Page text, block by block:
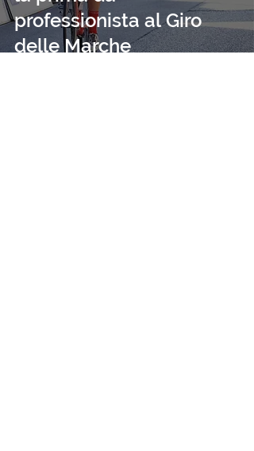
professionista al Giro
delle Marche